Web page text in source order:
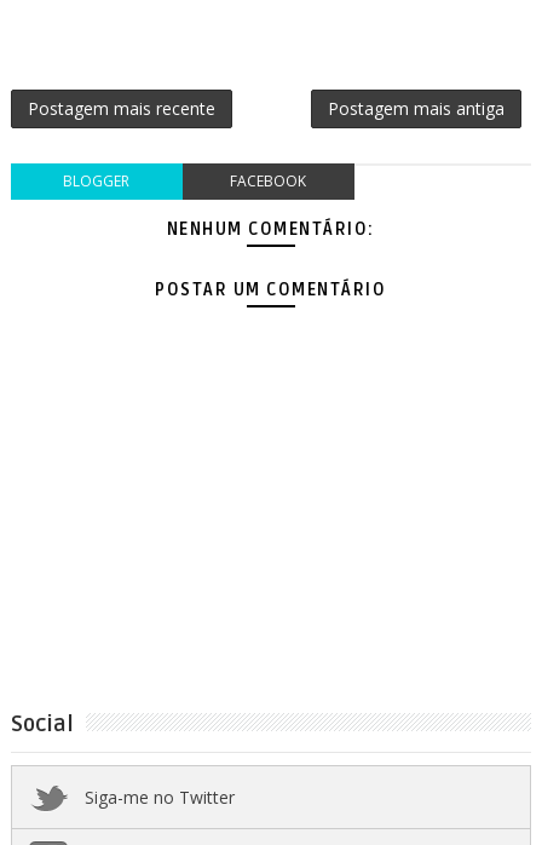
Postagem mais recente Postagem mais antiga
BLOGGER FACEBOOK
NENHUM COMENTÁRIO:
POSTAR UM COMENTÁRIO
Social
Siga-me no Twitter